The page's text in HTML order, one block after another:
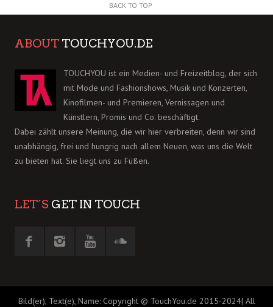
BACK TO TOP
ABOUT TOUCHYOU.DE
TOUCHYOU ist ein Medien- und Freizeitblog, der sich
mit Mode und Fashionshows, Musik und Konzerten,
Kinofilmen- und Premieren, Vernissagen und
Künstlern, Promis und Co. beschäftigt.
Dabei zählt unsere Meinung, die wir hier verbreiten, denn wir sind
unabhängig, frei und hungrig nach allem Neuen, was uns die Welt
zu bieten hat. Sie liegt uns zu Füßen.
LET´S GET IN TOUCH
Bild(er), Text(e), Name: Copyright © TouchYou.de 2015-2024| All